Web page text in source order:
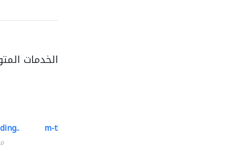
الخدمات
m-three building materials